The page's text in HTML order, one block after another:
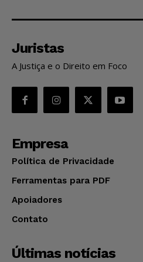
Juristas
A Justiça e o Direito em Foco
Empresa
Política de Privacidade
Ferramentas para PDF
Apoiadores
Contato
Últimas notícias